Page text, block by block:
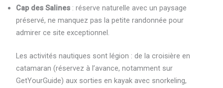
Cap des Salines: réserve naturelle avec un paysage
préservé, ne manquez pas la petite randonnée pour
admirer ce site exceptionnel.
Les activités nautiques sont légion : de la croisière en
catamaran (réservez à l’avance, notamment sur
GetYourGuide) aux sorties en kayak avec snorkeling,